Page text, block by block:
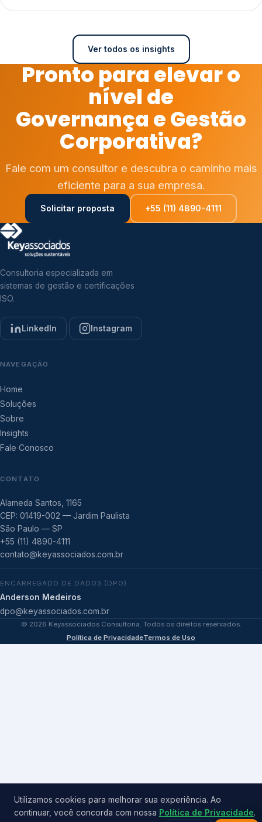
Ver todos os insights
Pronto para elevar o
nível de
Governança e Gestão
Corporativa?
Fale com um consultor e descubra o caminho mais
eficiente para a sua empresa.
Solicitar proposta +55 (11) 4890-4111
Consultoria especializada em
sistemas de gestão e certificações
ISO.
LinkedIn Instagram
NAVEGAÇÃO
Home
Soluções
Sobre
Insights
Fale Conosco
CONTATO
Alameda Santos, 1165
CEP: 01419-002 — Jardim Paulista
São Paulo — SP
+55 (11) 4890-4111
contato@keyassociados.com.br
ENCARREGADO DE DADOS (DPO)
Anderson Medeiros
dpo@keyassociados.com.br
© 2026 Keyassociados Consultoria. Todos os direitos reservados.
Política de PrivacidadeTermos de Uso
Utilizamos cookies para melhorar sua experiência. Ao
continuar, você concorda com nossa Política de Privacidade.